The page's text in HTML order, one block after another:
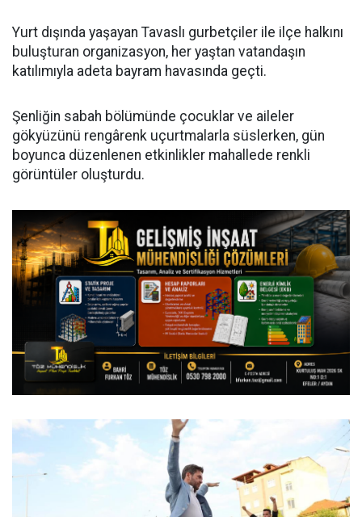
Yurt dışında yaşayan Tavaslı gurbetçiler ile ilçe halkını
buluşturan organizasyon, her yaştan vatandaşın
katılımıyla adeta bayram havasında geçti.
Şenliğin sabah bölümünde çocuklar ve aileler
gökyüzünü rengârenk uçurtmalarla süslerken, gün
boyunca düzenlenen etkinlikler mahallede renkli
görüntüler oluşturdu.